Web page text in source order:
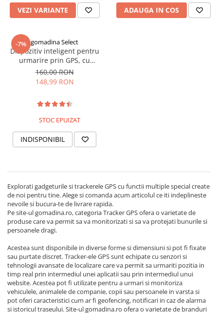
Fashion
Accesorii vestimentare
Bratari
Seturi de bijuterii
PC, Periferice & Accesorii IT
Huse telefoane mobile
Componente PC & Software
Baterii externe
Boxe portabile, cu bluetooth
Cabluri de incarcare
Casti & Audio portabile
Huse laptop
Stick-uri memorie USB
Accesorii auto interioare &
VEZI VARIANTE ADAUGA IN COS
-7% gomadina Select
Dispozitiv inteligent pentru
urmarire prin GPS, cu
microfon, GMO, Tracker GF-
07, compatibil cartela SIM si
card MicroSD, cu magnet
160,00 RON
148,99 RON
STOC EPUIZAT
INDISPONIBIL
Explorati gadgeturile si trackerele GPS cu functii multiple special create
de noi pentru tine. Alege si comanda acum articolul ce iti indeplineste
nevoile si bucura-te de livrare rapida.
Pe site-ul gomadina.ro, categoria Tracker GPS ofera o varietate de
produse care va permit sa va monitorizati si sa va protejati bunurile si
persoanele dragi.
Acestea sunt disponibile in diverse forme si dimensiuni si pot fi fixate
sau purtate discret. Tracker-ele GPS sunt echipate cu senzori si
tehnologii avansate de localizare care va permit sa urmariti pozitia in
timp real prin intermediul unei aplicatii sau prin intermediul unui
website. Acestea pot fi utilizate pentru a urmari si monitoriza
vehiculele, animalele de companie, copii sau persoanele in varsta si
pot oferi caracteristici cum ar fi geofencing, notificari in caz de alarma
si istoricul traseului. Site-ul gomadina.ro ofera o varietate de branduri